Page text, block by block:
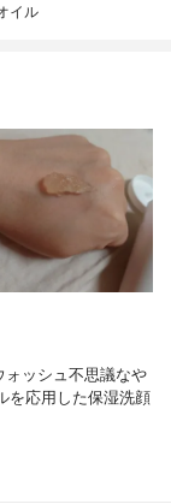
イル
ォッシュ不思議なや
を応用した保湿洗顔